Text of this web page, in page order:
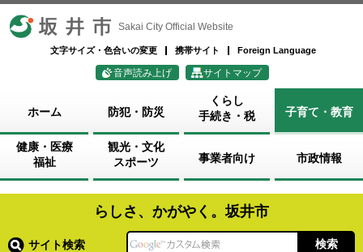
坂井市 Sakai City Official Website
文字サイズ・色合いの変更 携帯サイト Foreign Language
音声読み上げ サイトマップ
ホーム 防犯・防災
くらし
手続き・税
子育て・教育
健康・医療
福祉
観光・文化
スポーツ
事業者向け 市政情報
らしさ、かがやく。坂井市
サイト検索